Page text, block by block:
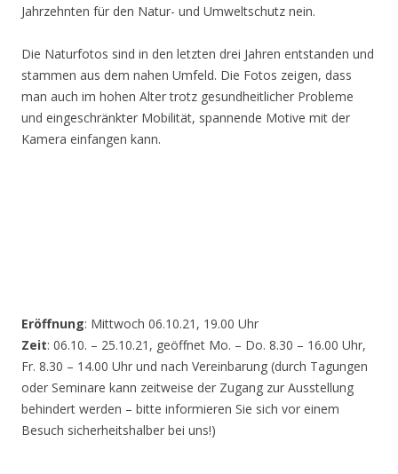
Jahrzehnten für den Natur- und Umweltschutz nein.
Die Naturfotos sind in den letzten drei Jahren entstanden und
stammen aus dem nahen Umfeld. Die Fotos zeigen, dass
man auch im hohen Alter trotz gesundheitlicher Probleme
und eingeschränkter Mobilität, spannende Motive mit der
Kamera einfangen kann.
Eröffnung: Mittwoch 06.10.21, 19.00 Uhr
Zeit: 06.10. – 25.10.21, geöffnet Mo. – Do. 8.30 – 16.00 Uhr,
Fr. 8.30 – 14.00 Uhr und nach Vereinbarung (durch Tagungen
oder Seminare kann zeitweise der Zugang zur Ausstellung
behindert werden – bitte informieren Sie sich vor einem
Besuch sicherheitshalber bei uns!)